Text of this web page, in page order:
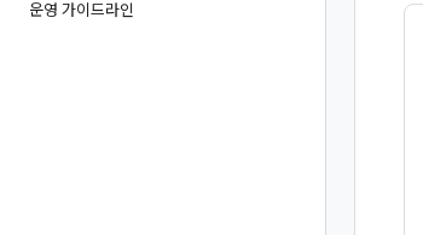
운영 가이드라인